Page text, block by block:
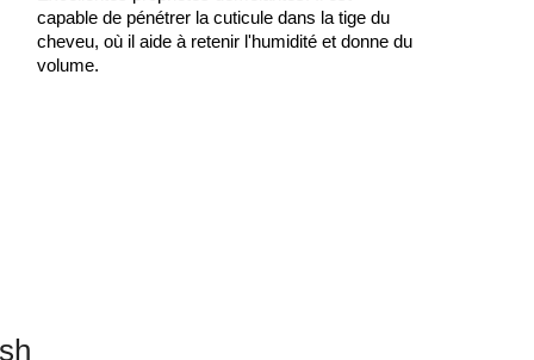
capable de pénétrer la cuticule dans la tige du
cheveu, où il aide à retenir l'humidité et donne du
volume.